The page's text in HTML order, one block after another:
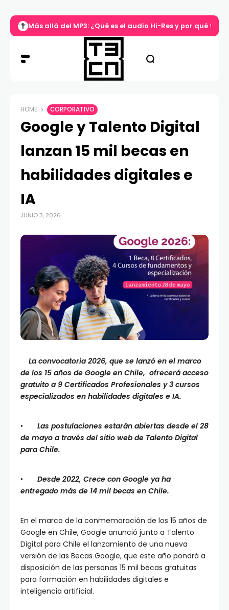
Más allá del MP3: ¿Qué es el audio Hi-Res y por qué tu
HOME CORPORATIVO
Google y Talento Digital
lanzan 15 mil becas en
habilidades digitales e
IA
JUNIO 3, 2026
La convocatoria 2026, que se lanzó en el marco
de los 15 años de Google en Chile, ofrecerá acceso
gratuito a 9 Certificados Profesionales y 3 cursos
especializados en habilidades digitales e IA.
• Las postulaciones estarán abiertas desde el 28
de mayo a través del sitio web de Talento Digital
para Chile.
• Desde 2022, Crece con Google ya ha
entregado más de 14 mil becas en Chile.
En el marco de la conmemoración de los 15 años de
Google en Chile, Google anunció junto a Talento
Digital para Chile el lanzamiento de una nueva
versión de las Becas Google, que este año pondrá a
disposición de las personas 15 mil becas gratuitas
para formación en habilidades digitales e
inteligencia artificial.